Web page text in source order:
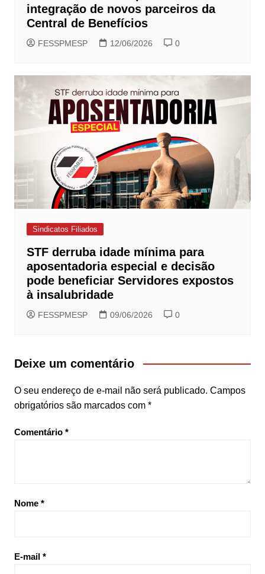
integração de novos parceiros da
Central de Benefícios
FESSPMESP 12/06/2026 0
Sindicatos Filiados
STF derruba idade mínima para
aposentadoria especial e decisão
pode beneficiar Servidores expostos
à insalubridade
FESSPMESP 09/06/2026 0
Deixe um comentário
O seu endereço de e-mail não será publicado. Campos
obrigatórios são marcados com *
Comentário *
Nome *
E-mail *